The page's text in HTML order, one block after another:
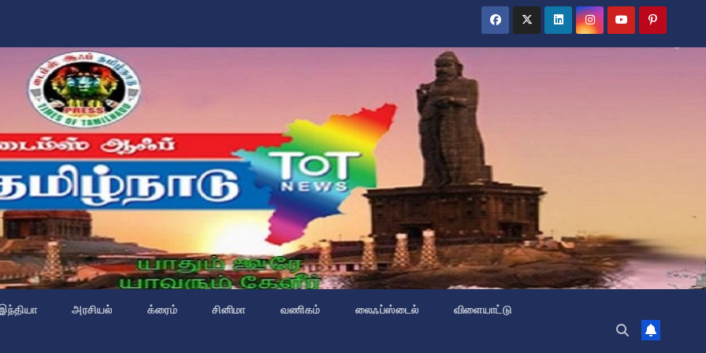
அரசியல் க்ரைம் சினிமா வணிகம் லைஃப்ஸ்டைல் விளையாட்டு